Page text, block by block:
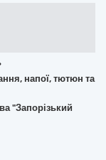
напої, тютюн та
"Запорізький